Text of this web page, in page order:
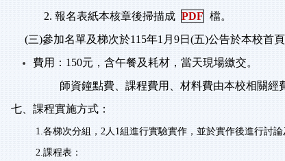
2. 報名表紙本核章後掃描成 PDF
檔。
(三)參加名單及梯次於115年1 月 9日 (五)公告於本校首
費用： 150元，含午餐及耗材，當天現場繳交。
師資鐘點費、課程費用、材料費由本校相關經
七、課程實施方式：
1.各梯次分組， 2人 1組進行實驗實作，並於實作後進行討論
2.課程表：